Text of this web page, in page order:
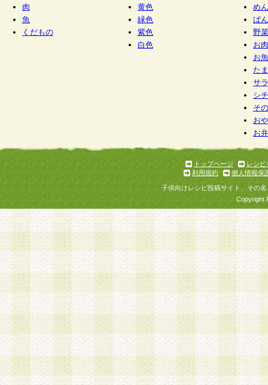
本人からの求めにより、当社が本件により取得
報の利用目的の通知・開示・内容の訂正・追加
停止・消去及び第三者への提供の禁止（以下、
といいます。）に応じます。
開示等に応じる窓口は以下になります。
ぱくすく食堂個人情報お客様相談窓口 paku-
m
個人情報を与えることは任意ですが、個人情報
意をいただけない場合には、当社のサービスの
お問い合わせ・ご相談への対応ができない場合
肉
魚
くだもの
黄色
緑色
紫色
白色
めん
ぱん
野
お
お
た
サ
シ
そ
お
お
トップページ
レシピ
利用規約
個人情報保
子供向けレシピ投稿サイト、その
Copyright